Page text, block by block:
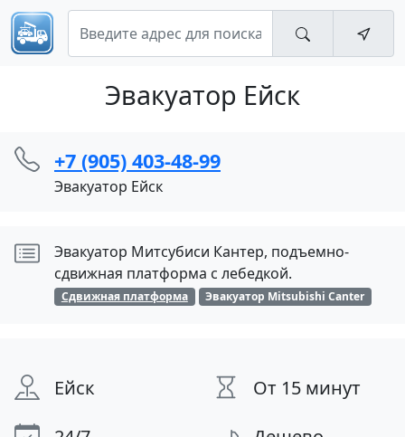
Эвакуатор Ейск
+7 (905) 403-48-99
Эвакуатор Ейск
Эвакуатор Митсубиси Кантер, подъемно-
сдвижная платформа с лебедкой.
Сдвижная платформа Эвакуатор Mitsubishi Canter
Ейск
От 15 минут